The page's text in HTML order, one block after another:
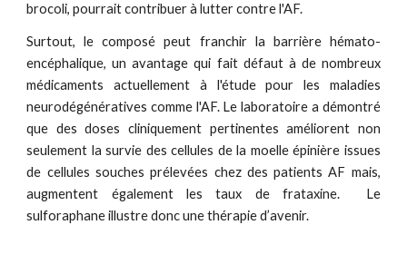
brocoli, pourrait contribuer à lutter contre l'AF.
Surtout, le composé peut franchir la barrière hémato-
encéphalique, un avantage qui fait défaut à de nombreux
médicaments actuellement à l'étude pour les maladies
neurodégénératives comme l'AF. Le laboratoire a démontré
que des doses cliniquement pertinentes améliorent non
seulement la survie des cellules de la moelle épinière issues
de cellules souches prélevées chez des patients AF mais,
augmentent également les taux de frataxine. Le
sulforaphane illustre donc une thérapie d’avenir.